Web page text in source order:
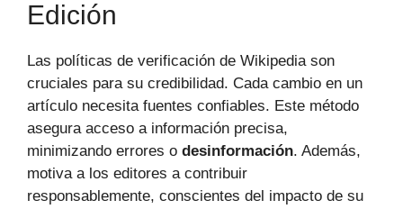
Edición
Las políticas de verificación de Wikipedia son
cruciales para su credibilidad. Cada cambio en un
artículo necesita fuentes confiables. Este método
asegura acceso a información precisa,
minimizando errores o desinformación. Además,
motiva a los editores a contribuir
responsablemente, conscientes del impacto de su